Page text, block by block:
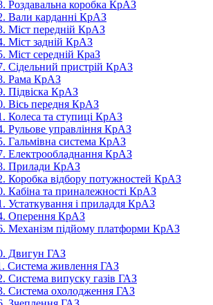
Роздавальна коробка КрАЗ
Вали карданні КрАЗ
Міст передній КрАЗ
Міст задній КрАЗ
Міст середній КраЗ
Сідельний пристрій КрАЗ
Рама КрАЗ
Підвіска КрАЗ
Вісь передня КрАЗ
Колеса та ступиці КрАЗ
Рульове управління КрАЗ
Гальмівна система КрАЗ
Електрообладнання КрАЗ
Прилади КрАЗ
Коробка відбору потужностей КрАЗ
Кабіна та приналежності КрАЗ
Устаткування і приладдя КрАЗ
Оперення КрАЗ
Механізм підйому платформи КрАЗ
Двигун ГАЗ
Система живлення ГАЗ
Система випуску газів ГАЗ
Система охолодження ГАЗ